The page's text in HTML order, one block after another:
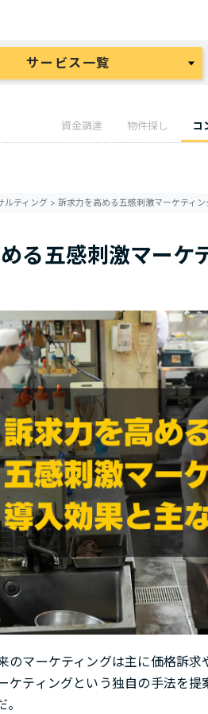
サービス一覧
資金調達
物件探し コ
ルティング>
る五感刺激マーケ
のマーケティングは主に価格訴
ケティングという独自の手法を